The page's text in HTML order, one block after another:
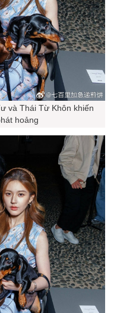
và Thái Từ Khôn khiến
hoảng